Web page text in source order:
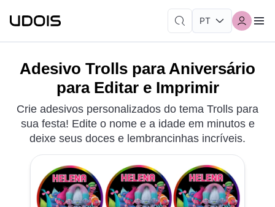
Adesivo Trolls para Aniversário
para Editar e Imprimir
Crie adesivos personalizados do tema Trolls para
sua festa! Edite o nome e a idade em minutos e
deixe seus doces e lembrancinhas incríveis.